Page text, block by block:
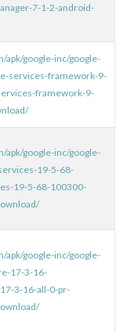
7-1-2-android-
apk/google-inc/google-
services-framework-9-
framework-9-
apk/google-inc/google-
19-5-68-
19-5-68-100300-
apk/google-inc/google-
17-3-16-
3-16-all-0-pr-